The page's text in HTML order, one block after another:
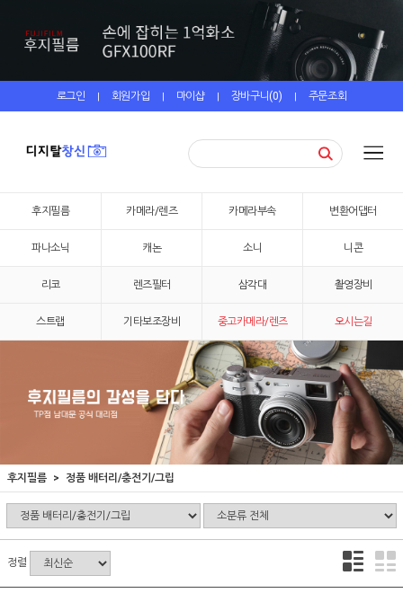
로그인 | 회원가입 | 마이샵 | 장바구니(0) | 주문조회
후지필름 카메라/렌즈 카메라부속 변환어댑터
파나소닉 캐논 소니 니콘
리코 렌즈필터 삼각대 촬영장비
스트랩 기타보조장비 중고카메라/렌즈 오시는길
후지필름 정품 배터리/충전기/그립
정렬